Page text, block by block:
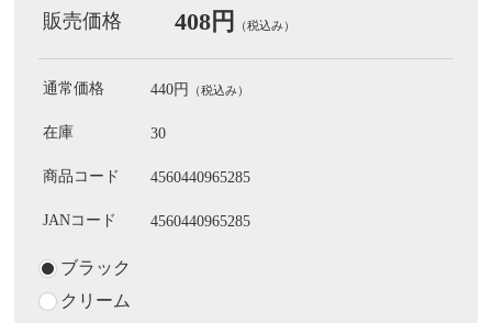
販売価格 408円 （税込み）
通常価格 440円 （税込み）
在庫 30
商品コード 4560440965285
JANコード 4560440965285
ブラック
クリーム